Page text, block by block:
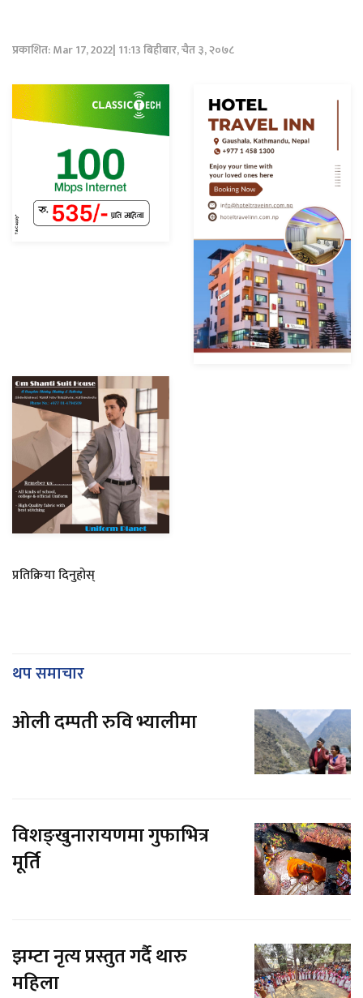
प्रकाशित: Mar 17, 2022| 11:13 बिहीबार, चैत ३, २०७८
प्रतिक्रिया दिनुहोस्
थप समाचार
ओली दम्पती रुवि भ्यालीमा
विशङ्खुनारायणमा गुफाभित्र
मूर्ति
झम्टा नृत्य प्रस्तुत गर्दै थारु
महिला